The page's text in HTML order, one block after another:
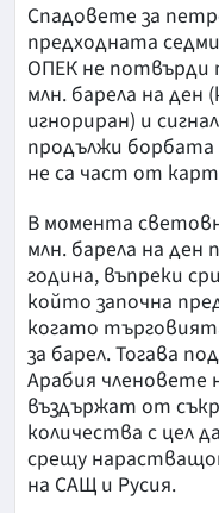
Спадовете за
предходната
ОПЕК не потвърди
млн. барела на ден
игнориран) и
продължи
не са част от
В момента
млн. барела на ден
година, въпреки
който започна
когато
за барел. Тогава
Арабия членовете
въздържат от
количества с цел
срещу
на САЩ и Русия.